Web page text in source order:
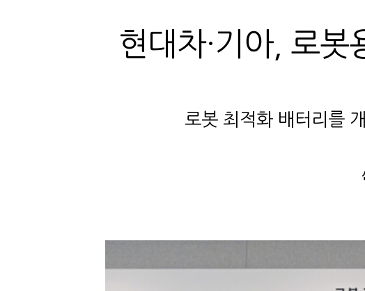
현대차·기아, 로봇
로봇 최적화 배터리를